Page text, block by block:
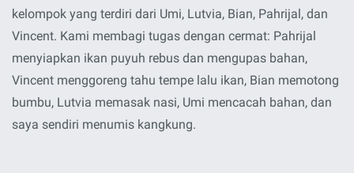
kelompok yang terdiri dari Umi, Lutvia, Bian, Pahrijal, dan
Vincent. Kami membagi tugas dengan cermat: Pahrijal
menyiapkan ikan puyuh rebus dan mengupas bahan,
Vincent menggoreng tahu tempe lalu ikan, Bian memotong
bumbu, Lutvia memasak nasi, Umi mencacah bahan, dan
saya sendiri menumis kangkung.